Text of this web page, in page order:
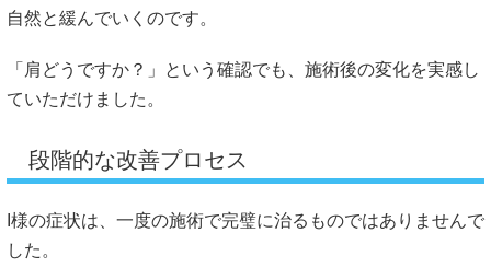
自然と緩んでいくのです。
「肩どうですか？」という確認でも、施術後の変化を実感し
ていただけました。
段階的な改善プロセス
I様の症状は、一度の施術で完璧に治るものではありませんで
した。